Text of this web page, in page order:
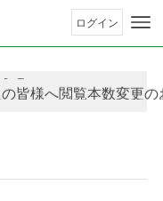
ログイン
皆様へ閲覧本数変更
皆様へ閲覧本数変更